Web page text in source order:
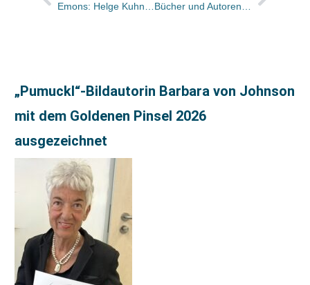
„Pumuckl“-Bildautorin Barbara von Johnson
mit dem Goldenen Pinsel 2026
ausgezeichnet